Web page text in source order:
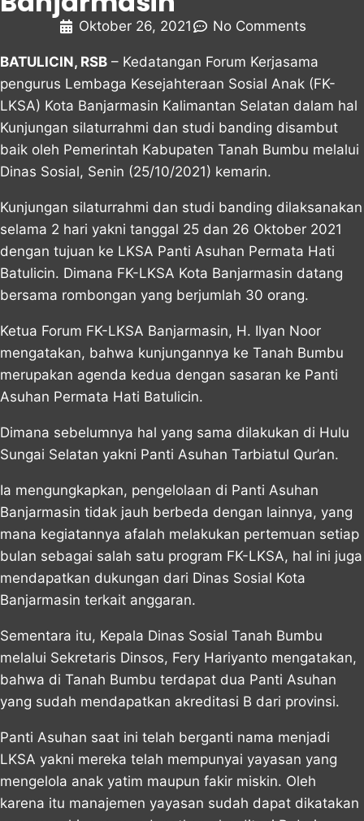
Oktober 26, 2021 No Comments
BATULICIN, RSB – Kedatangan Forum Kerjasama
pengurus Lembaga Kesejahteraan Sosial Anak (FK-
LKSA) Kota Banjarmasin Kalimantan Selatan dalam hal
Kunjungan silaturrahmi dan studi banding disambut
baik oleh Pemerintah Kabupaten Tanah Bumbu melalui
Dinas Sosial, Senin (25/10/2021) kemarin.
Kunjungan silaturrahmi dan studi banding dilaksanakan
selama 2 hari yakni tanggal 25 dan 26 Oktober 2021
dengan tujuan ke LKSA Panti Asuhan Permata Hati
Batulicin. Dimana FK-LKSA Kota Banjarmasin datang
bersama rombongan yang berjumlah 30 orang.
Ketua Forum FK-LKSA Banjarmasin, H. Ilyan Noor
mengatakan, bahwa kunjungannya ke Tanah Bumbu
merupakan agenda kedua dengan sasaran ke Panti
Asuhan Permata Hati Batulicin.
Dimana sebelumnya hal yang sama dilakukan di Hulu
Sungai Selatan yakni Panti Asuhan Tarbiatul Qur’an.
Ia mengungkapkan, pengelolaan di Panti Asuhan
Banjarmasin tidak jauh berbeda dengan lainnya, yang
mana kegiatannya afalah melakukan pertemuan setiap
bulan sebagai salah satu program FK-LKSA, hal ini juga
mendapatkan dukungan dari Dinas Sosial Kota
Banjarmasin terkait anggaran.
Sementara itu, Kepala Dinas Sosial Tanah Bumbu
melalui Sekretaris Dinsos, Fery Hariyanto mengatakan,
bahwa di Tanah Bumbu terdapat dua Panti Asuhan
yang sudah mendapatkan akreditasi B dari provinsi.
Panti Asuhan saat ini telah berganti nama menjadi
LKSA yakni mereka telah mempunyai yayasan yang
mengelola anak yatim maupun fakir miskin. Oleh
karena itu manajemen yayasan sudah dapat dikatakan